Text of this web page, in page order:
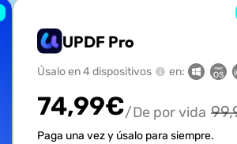
UPDF Pro
Úsalo en 4 dispositivos en:
74,99€/De por vida
Paga una vez y úsalo para siempre.